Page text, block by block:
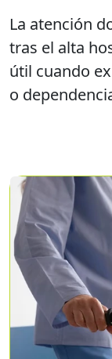
La atención
tras el alta
útil cuando
o